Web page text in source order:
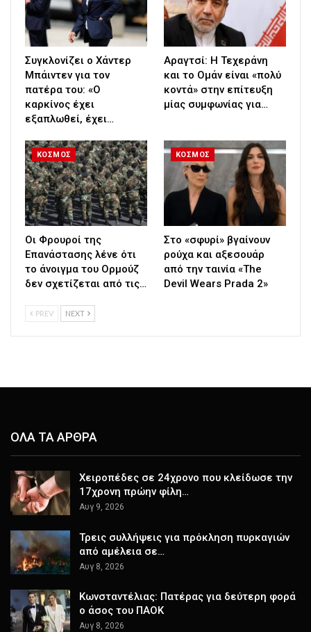
Συγκλονίζει ο Χάντερ
Μπάιντεν για τον
πατέρα του: «Ο
καρκίνος έχει
εξαπλωθεί, έχει…
Αραγτσί: Η Τεχεράνη
και το Ομάν είναι «πολύ
κοντά» στην επίτευξη
μίας συμφωνίας για…
ΚΟΣΜΟΣ
Οι Φρουροί της
Επανάστασης λένε ότι
το άνοιγμα του Ορμούζ
δεν σχετίζεται από τις…
ΚΟΣΜΟΣ
Στο «σφυρί» βγαίνουν
ρούχα και αξεσουάρ
από την ταινία «The
Devil Wears Prada 2»
PREV NEXT
ΟΛΑ ΤΑ ΑΡΘΡΑ
Χειροπέδες σε 24χρονο που κλείδωσε την
17χρονη πρώην φίλη…
Αυγ 9, 2026
Τρεις συλλήψεις για πρόκληση πυρκαγιών
από αμέλεια σε…
Αυγ 8, 2026
Κωνσταντέλιας: Πατέρας για δεύτερη φορά
ο άσος του ΠΑΟΚ
Αυγ 8, 2026